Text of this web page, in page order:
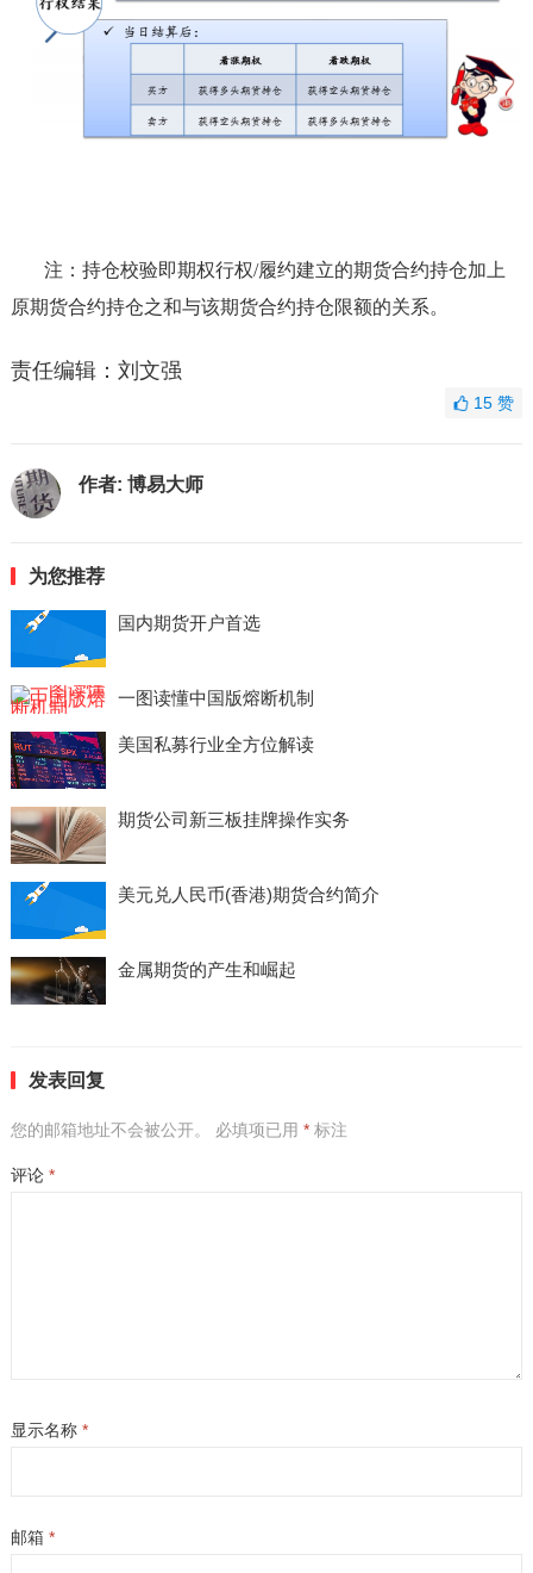
注：持仓校验即期权行权/履约建立的期货合约持仓加上
原期货合约持仓之和与该期货合约持仓限额的关系。
责任编辑：刘文强
15赞
作者: 博易大师
为您推荐
国内期货开户首选
一图读懂中国版熔断机制
美国私募行业全方位解读
期货公司新三板挂牌操作实务
美元兑人民币(香港)期货合约简介
金属期货的产生和崛起
发表回复
您的邮箱地址不会被公开。 必填项已用 *标注
评论 *
显示名称 *
邮箱 *